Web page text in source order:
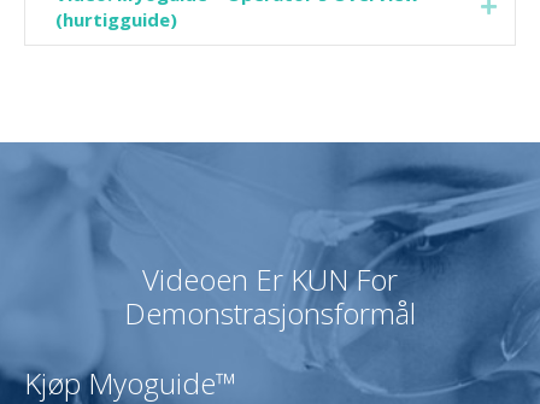
(hurtigguide)
Videoen Er KUN For
Demonstrasjonsformål
Kjøp Myoguide™